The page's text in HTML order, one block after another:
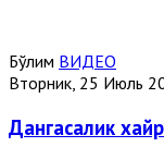
Бўлим ВИДЕО
Вторник, 25 Июль
Дангасалик